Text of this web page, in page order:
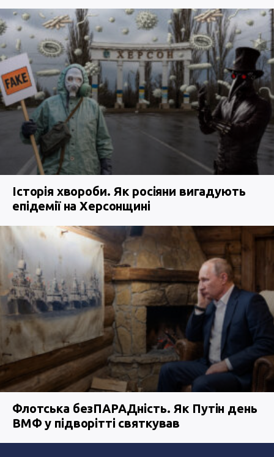
Історія хвороби. Як росіяни вигадують
епідемії на Херсонщині
Флотська безПАРАДність. Як Путін день
ВМФ у підворітті святкував